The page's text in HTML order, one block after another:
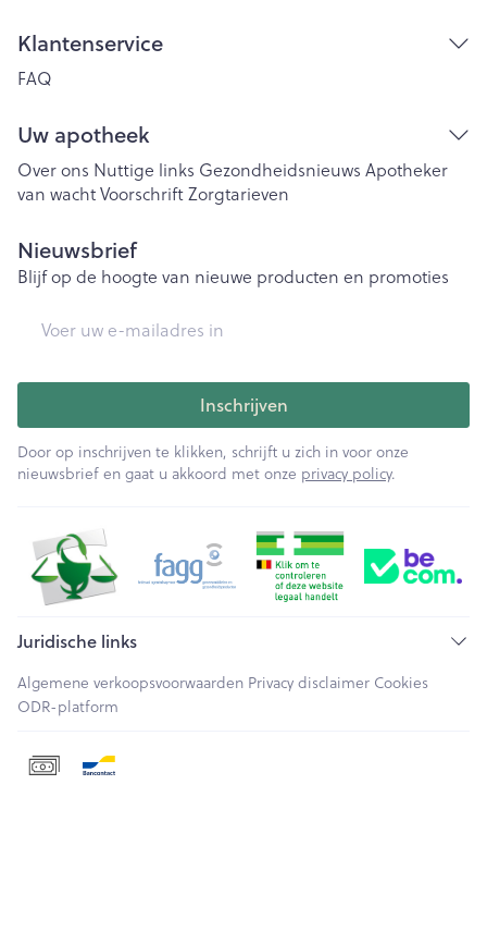
Klantenservice
FAQ
Uw apotheek
Over ons Nuttige links Gezondheidsnieuws Apotheker
van wachtVoorschriftZorgtarieven
Nieuwsbrief
Blijf op de hoogte van nieuwe producten en promoties
Inschrijven
Door op inschrijven te klikken, schrijft u zich in voor onze
nieuwsbrief en gaat u akkoord met onze privacy policy.
Juridische links
Algemene verkoopsvoorwaarden Privacy disclaimer Cookies
ODR-platform